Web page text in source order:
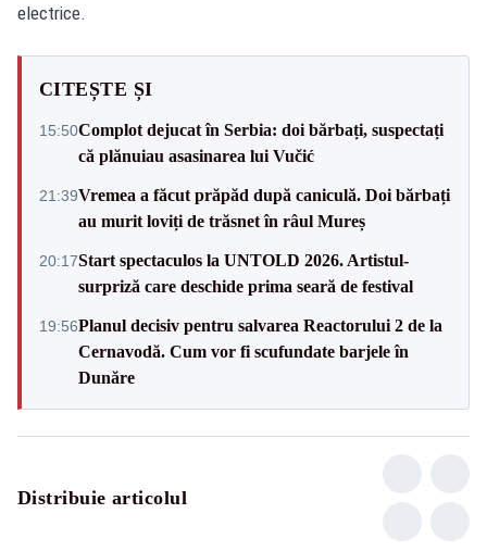
electrice.
CITEȘTE ȘI
15:50Complot dejucat în Serbia: doi bărbați, suspectați
că plănuiau asasinarea lui Vučić
21:39Vremea a făcut prăpăd după caniculă. Doi bărbați
au murit loviți de trăsnet în râul Mureș
20:17Start spectaculos la UNTOLD 2026. Artistul-
surpriză care deschide prima seară de festival
19:56Planul decisiv pentru salvarea Reactorului 2 de la
Cernavodă. Cum vor fi scufundate barjele în
Dunăre
Distribuie articolul